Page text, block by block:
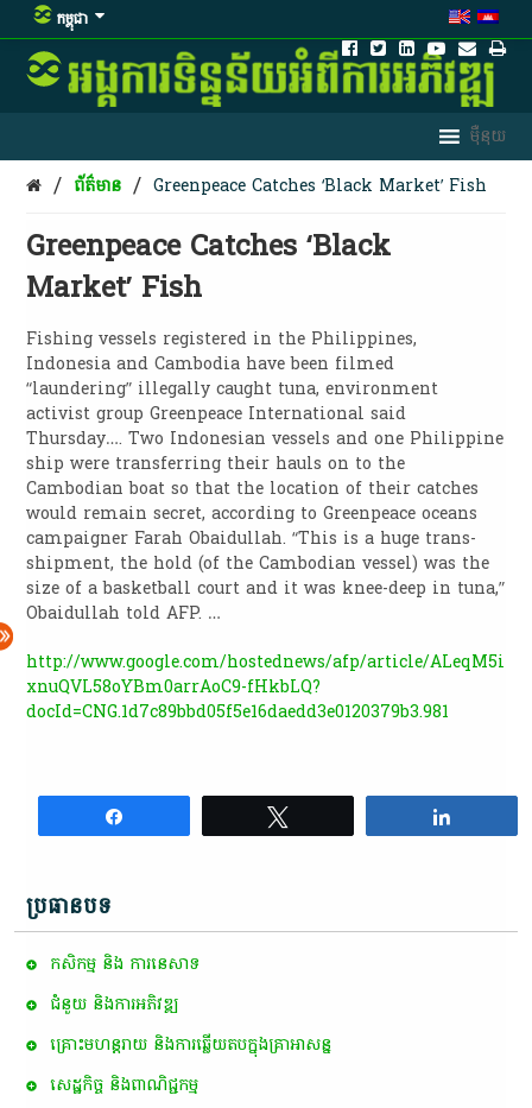
កម្ពុជា
/ ព័ត៌មាន / Greenpeace Catches ‘Black Market’ Fish
Greenpeace Catches ‘Black
Market’ Fish
Fishing vessels registered in the Philippines,
Indonesia and Cambodia have been filmed
“laundering” illegally caught tuna, environment
activist group Greenpeace International said
Thursday…. Two Indonesian vessels and one Philippine
ship were transferring their hauls on to the
Cambodian boat so that the location of their catches
would remain secret, according to Greenpeace oceans
campaigner Farah Obaidullah. “This is a huge trans-
shipment, the hold (of the Cambodian vessel) was the
size of a basketball court and it was knee-deep in tuna,”
Obaidullah told AFP. …
http://www.google.com/hostednews/afp/article/ALeqM5i
xnuQVL58oYBm0arrAoC9-fHkbLQ?
docId=CNG.1d7c89bbd05f5e16daedd3e0120379b3.981
ប្រធានបទ
កសិកម្ម​ និង​ ការ​នេ​សាទ​
ជំនួយ និងការអភិវឌ្ឍ
គ្រោះមហន្តរាយ និងការឆ្លើយតបក្នុងគ្រាអាសន្ន
សេដ្ឋកិច្ច និងពាណិជ្ជកម្ម